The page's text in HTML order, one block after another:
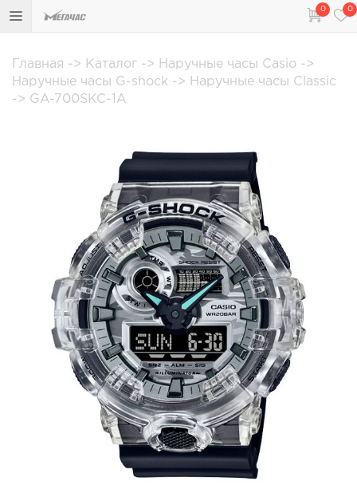
0 0
Главная -> Каталог -> Наручные часы Casio ->
Наручные часы G-shock -> Наручные часы Classic
-> GA-700SKC-1A